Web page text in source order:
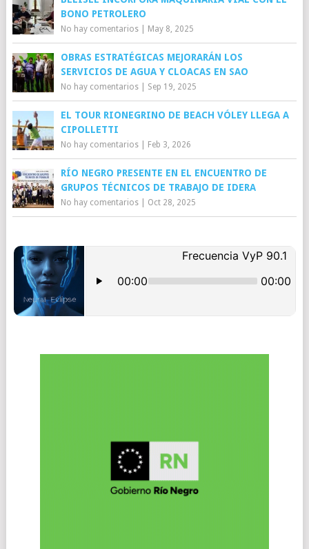
BONO PETROLERO
No hay comentarios| May 8, 2025
OBRAS ESTRATÉGICAS MEJORARÁN LOS
SERVICIOS DE AGUA Y CLOACAS EN SAO
No hay comentarios| Sep 19, 2025
EL TOUR RIONEGRINO DE BEACH VÓLEY LLEGA A
CIPOLLETTI
No hay comentarios| Feb 3, 2026
RÍO NEGRO PRESENTE EN EL ENCUENTRO DE
GRUPOS TÉCNICOS DE TRABAJO DE IDERA
No hay comentarios| Oct 28, 2025